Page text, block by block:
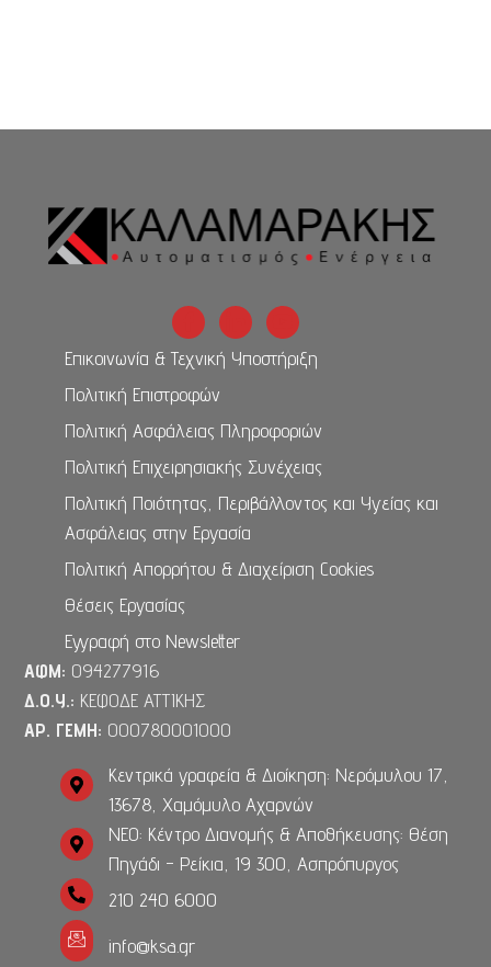
Επικοινωνία & Τεχνική Υποστήριξη
Πολιτική Επιστροφών
Πολιτική Ασφάλειας Πληροφοριών
Πολιτική Επιχειρησιακής Συνέχειας
Πολιτική Ποιότητας, Περιβάλλοντος και Υγείας και
Ασφάλειας στην Εργασία
Πολιτική Απορρήτου & Διαχείριση Cookies
Θέσεις Εργασίας
Εγγραφή στο Newsletter
ΑΦΜ: 094277916
Δ.Ο.Υ.: ΚΕΦΟΔΕ ΑΤΤΙΚΗΣ
ΑΡ. ΓΕΜΗ: 000780001000
Κεντρικά γραφεία & Διοίκηση: Νερόμυλου 17,
13678, Χαμόμυλο Αχαρνών
ΝΕΟ: Κέντρο Διανομής & Αποθήκευσης: Θέση
Πηγάδι - Ρείκια, 19 300, Ασπρόπυργος
210 240 6000
info@ksa.gr